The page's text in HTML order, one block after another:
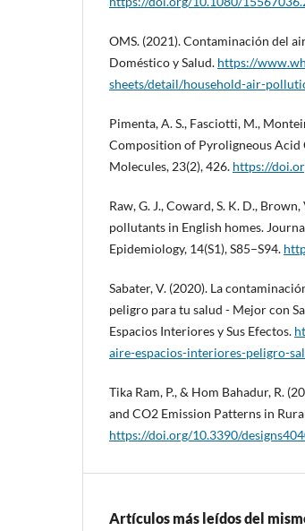
OMS. (2021). Contaminación del
Doméstico y Salud. https://
sheets/detail/household-air-
Pimenta, A. S., Fasciotti, M.,
Composition of Pyroligneous Acid
Molecules, 23(2), 426. https://
Raw, G. J., Coward, S. K. D.,
pollutants in English homes.
Epidemiology, 14(S1), S85–S94.
Sabater, V. (2020). La
peligro para tu salud - Mejor con
Espacios Interiores y Sus Efectos.
aire-espacios-interiores-peligro-
Tika Ram, P., & Hom Bahadur, R.
and CO2 Emission Patterns in
https://doi.org/10.3390/
Artículos más leídos del